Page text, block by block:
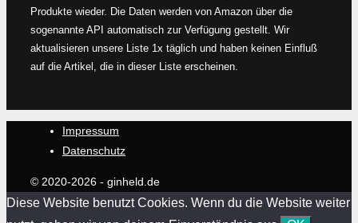
Produkte wieder. Die Daten werden von Amazon über die
sogenannte API automatisch zur Verfügung gestellt. Wir
aktualisieren unsere Liste 1x täglich und haben keinen Einfluß
auf die Artikel, die in dieser Liste erscheinen.
Impressum
Datenschutz
© 2020-2026 - ginheld.de
Diese Website benutzt Cookies. Wenn du die Website weiter